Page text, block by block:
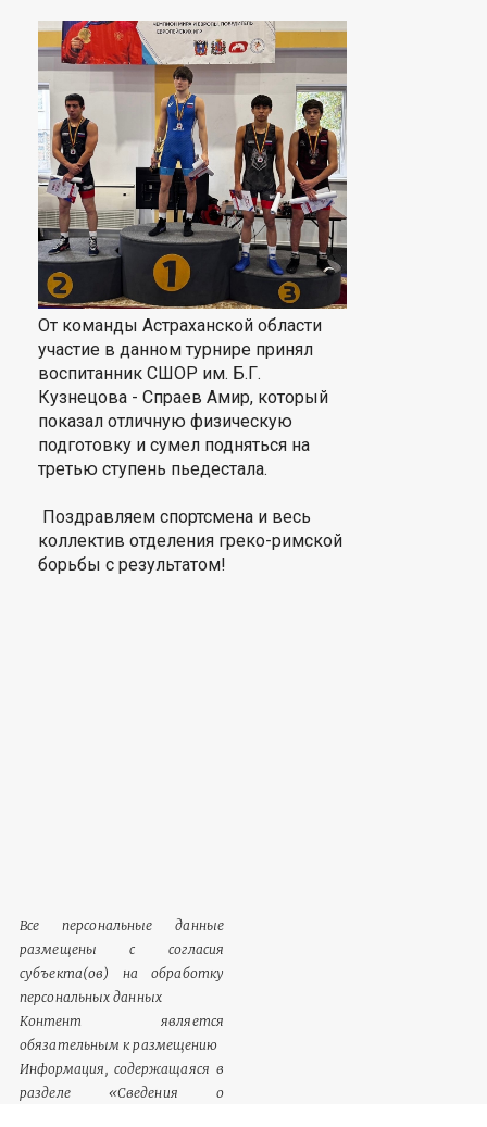
От команды Астраханской области
участие в данном турнире принял
воспитанник СШОР им. Б.Г.
Кузнецова - Спраев Амир, который
показал отличную физическую
подготовку и сумел подняться на
третью ступень пьедестала.
Поздравляем спортсмена и весь
коллектив отделения греко-римской
борьбы с результатом!
Все персональные данные
размещены с согласия
субъекта(ов) на обработку
персональных данных
Контент является
обязательным к размещению
Информация, содержащаяся в
разделе «Сведения о